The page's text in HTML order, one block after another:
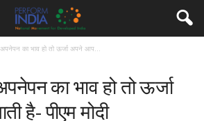
: अपनेपन का भाव हो तो ऊर्जा अपने आप...
अपनेपन का भाव हो तो ऊर्जा
है- पीएम मोदी